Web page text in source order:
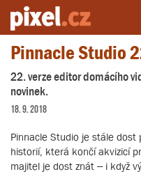
Server o natáčení a zpracování
Pinnacle Studio
22. verze editor domácího
novinek.
18. 9. 2018
Pinnacle Studio je stále
historií, která končí akvizicí
majitel je dost znát – i když